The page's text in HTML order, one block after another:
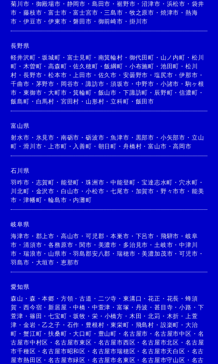
菊川市 ・ 御殿場市 ・ 静岡市 ・ 島田市 ・裾野市 ・沼津市 ・ 浜松市 ・ 袋井
市 ・藤枝市 ・富士市 ・富士宮市 ・三島市 ・ 牧之原市 ・ 焼津市 ・ 熱海
市 ・伊豆市 ・伊東市 ・磐田市 ・ 御前崎市 ・ 掛川市
長野県
軽井沢町 ・坂城町 ・ 富士見町 ・ 南箕輪村 ・ 御代田町 ・ 山ノ内町 ・ 松川
町 ・木曽町 ・高森町 ・佐久穂町 ・飯綱町 ・ 小布施町 ・ 池田町 ・ 松川
村 ・長野市 ・松本市 ・上田市 ・ 佐久市 ・ 安曇野市 ・ 塩尻市 ・伊那市 ・
千曲市 ・ 茅野市 ・ 岡谷市 ・諏訪市 ・須坂市 ・ 中野市 ・ 小諸市 ・駒ヶ根
市 ・東御市 ・大町市 ・箕輪町 ・ 飯山市 ・ 下諏訪町 ・ 辰野町 ・信濃町 ・
飯島町 ・ 白馬村 ・ 宮田村 ・ 山形村 ・立科町 ・ 飯田市
富山県
射水市 ・ 氷見市 ・ 南砺市 ・砺波市 ・魚津市 ・ 黒部市 ・ 小矢部市 ・ 立山
町 ・滑川市 ・上市町 ・ 入善町 ・ 朝日町 ・ 舟橋村 ・富山市 ・高岡市
石川県
羽咋市 ・ 志賀町 ・ 能登町 ・珠洲市 ・中能登町 ・宝達志水町 ・ 穴水町 ・
川北町 ・ 金沢市 ・ 白山市 ・小松市 ・七尾市 ・ 加賀市 ・ 野々市市 ・ 能美
市 ・津幡町 ・輪島市 ・ 内灘町
岐阜県
海津市 ・ 郡上市 ・ 高山市 ・可児郡 ・本巣市 ・ 下呂市 ・ 飛騨市 ・ 岐阜
市 ・清須市 ・各務原市 ・ 関市 ・ 美濃市 ・ 多治見市 ・ 土岐市 ・中津川
市 ・瑞浪市 ・ 山県市 ・羽島郡安八郡 ・瑞穂市 ・美濃加茂市 ・可児市 ・
羽島市 ・ 大垣市 ・ 恵那市
愛知県
森山 ・ 森 ・本郷 ・ 方領 ・古道 ・ 二ツ寺 ・ 東溝口 ・花正 ・ 花長 ・ 蜂須
賀 ・西今宿 ・新居屋 ・中橋 ・ 中萱津 ・富塚 ・ 丹波 ・ 甚目寺 ・小路 ・ 下
萱津 ・ 篠田 ・七宝町 ・坂牧 ・ 栄 ・ 小橋方 ・ 木田 ・北苅 ・ 木折 ・ 上萱
津 ・金岩 ・乙之子 ・ 石作 ・ 豊根村 ・東栄町 ・ 飛島村 ・ 設楽町 ・ 大治
町 ・蟹江町 ・扶桑町 ・大口町 ・ 豊山町 ・ 名古屋市 ・ 名古屋市中区 ・ 名
古屋市中村区 ・名古屋市東区 ・ 名古屋市西区 ・名古屋市北区 ・ 名古屋
市千種区 ・名古屋市昭和区 ・ 名古屋市瑞穂区 ・名古屋市天白区 ・ 名古
屋市熱田区 ・名古屋市緑区 ・ 名古屋市名東区 ・名古屋市守山区 ・ 名古